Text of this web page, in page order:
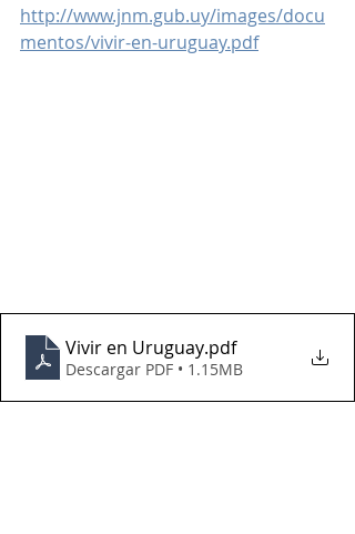
http://www.jnm.gub.uy/images/docu
mentos/vivir-en-uruguay.pdf
Vivir en Uruguay.pdf
Descargar PDF • 1.15MB